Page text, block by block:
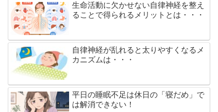
生命活動に欠かせない自律神経を整え
ることで得られるメリットとは・・・
自律神経が乱れると太りやすくなるメ
カニズムは・・・
平日の睡眠不足は休日の「寝だめ」で
は解消できない！